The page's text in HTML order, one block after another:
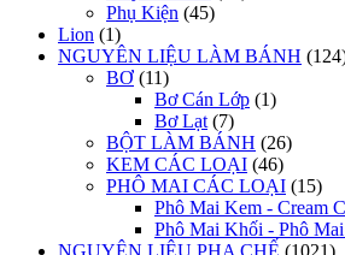
Phụ Kiện (45)
Lion (1)
NGUYÊN LIỆU LÀM BÁNH
BƠ (11)
Bơ Cán Lớp (1)
Bơ Lạt (7)
BỘT LÀM BÁNH (26)
KEM CÁC LOẠI (46)
PHÔ MAI CÁC LOẠI (15)
Phô Mai Kem - Cream
Phô Mai Khối - Phô
NGUYÊN LIỆU PHA CHẾ (1021)